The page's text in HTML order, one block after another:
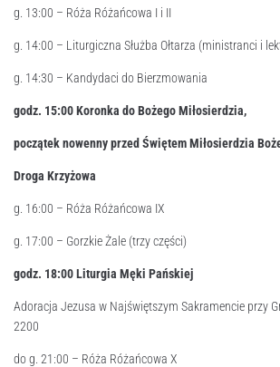
g. 13:00 – Róża Różańcowa I i II
g. 14:00 – Liturgiczna Służba Ołtarza (ministranci i
g. 14:30 – Kandydaci do Bierzmowania
godz. 15:00Koronka do Bożego Miłosierdzia,
początek nowenny przed Świętem Miłosierdzia
Droga Krzyżowa
g. 16:00 – Róża Różańcowa IX
g. 17:00 – Gorzkie Żale (trzy części)
godz. 18:00Liturgia Męki Pańskiej
Adoracja Jezusa w Najświętszym Sakramencie przy
2200
do g. 21:00 – Róża Różańcowa X